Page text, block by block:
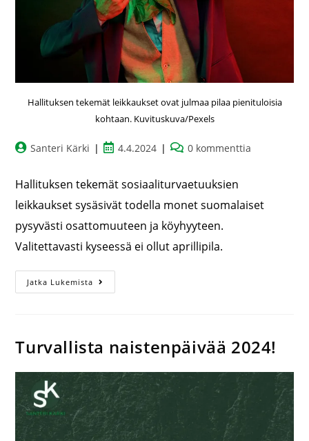
Hallituksen tekemät leikkaukset ovat julmaa pilaa pienituloisia
kohtaan. Kuvituskuva/Pexels
Santeri Kärki 4.4.2024 0 kommenttia
Hallituksen tekemät sosiaaliturvaetuuksien
leikkaukset sysäsivät todella monet suomalaiset
pysyvästi osattomuuteen ja köyhyyteen.
Valitettavasti kyseessä ei ollut aprillipila.
Jatka Lukemista
Turvallista naistenpäivää 2024!